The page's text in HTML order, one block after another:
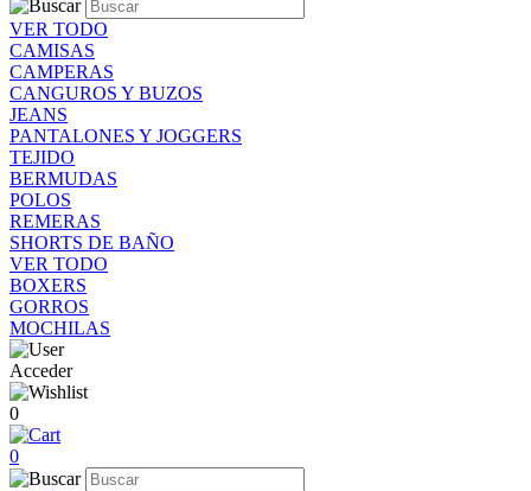
VER TODO
CAMISAS
CAMPERAS
CANGUROS Y BUZOS
JEANS
PANTALONES Y JOGGERS
TEJIDO
BERMUDAS
POLOS
REMERAS
SHORTS DE BAÑO
VER TODO
BOXERS
GORROS
MOCHILAS
Acceder
0
0